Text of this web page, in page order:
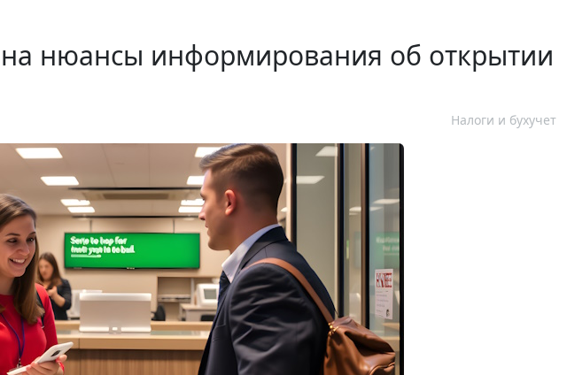
нюансы информирования об открытии
Налоги и бухучет